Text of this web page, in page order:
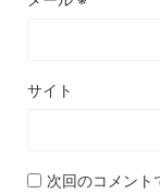
サイト
次回のコメント